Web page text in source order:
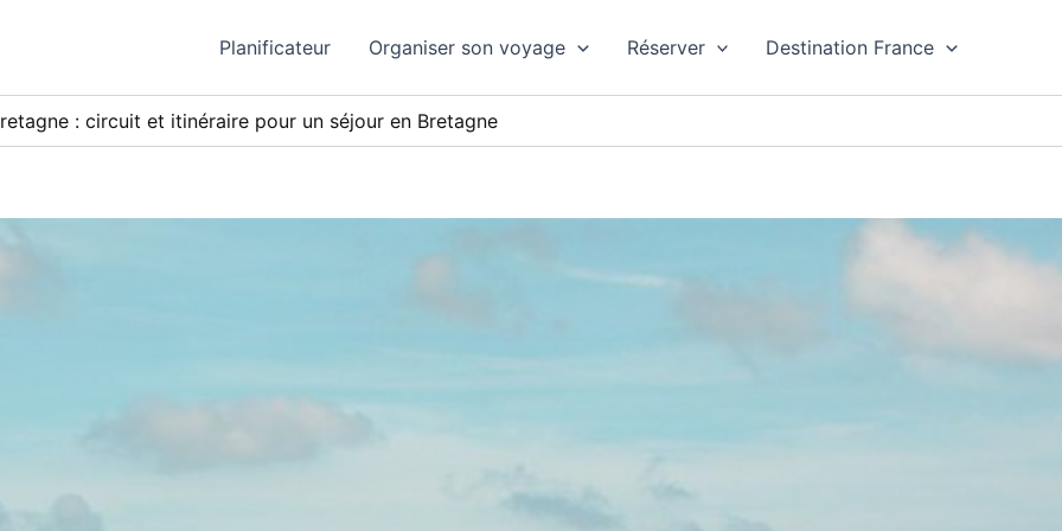
Planificateur Organiser son voyage Réserver Destination France
: circuit et itinéraire pour un séjour en Bretagne